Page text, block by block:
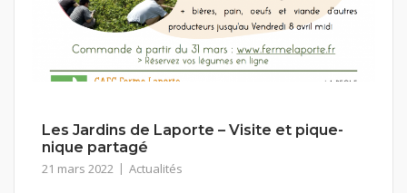
Les Jardins de Laporte – Visite et pique-
nique partagé
21 mars 2022 Actualités